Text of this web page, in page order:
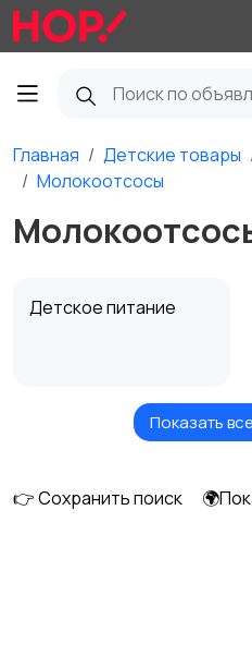
Главная Детские товары
Молокоотсосы
Детское питание
МолокоотсосыПоказать
👉 Сохранить поиск